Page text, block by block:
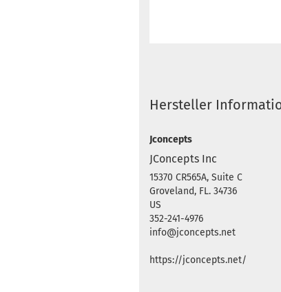
Hersteller
Jconcepts
JConcepts Inc
15370 CR565A, Suite C
Groveland, FL. 34736
US
352-241-4976
info@jconcepts.net
https://jconcepts.net/